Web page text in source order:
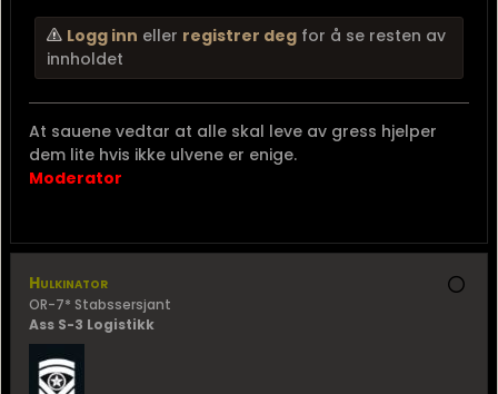
Logg inn eller registrer deg for å se resten av
innholdet
At sauene vedtar at alle skal leve av gress hjelper
dem lite hvis ikke ulvene er enige.
Moderator
Hulkinator
OR-7* Stabssersjant
Ass S-3 Logistikk